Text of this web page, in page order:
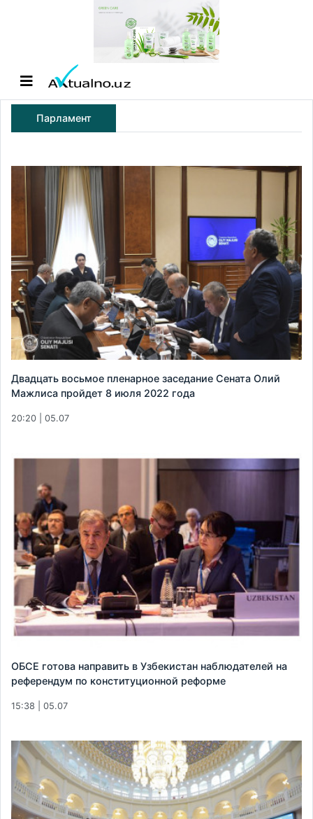
Парламент
Двадцать восьмое пленарное заседание Сената Олий
Мажлиса пройдет 8 июля 2022 года
20:20 | 05.07
ОБСЕ готова направить в Узбекистан наблюдателей на
референдум по конституционной реформе
15:38 | 05.07